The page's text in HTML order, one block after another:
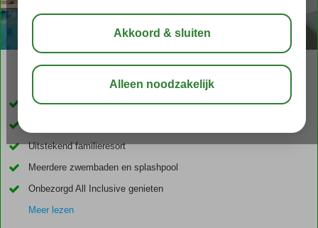
aug 30°C
Op steenworp afstand van het strand
Uitstekend familieresort
Meerdere zwembaden en splashpool
Onbezorgd All Inclusive genieten
Meer lezen